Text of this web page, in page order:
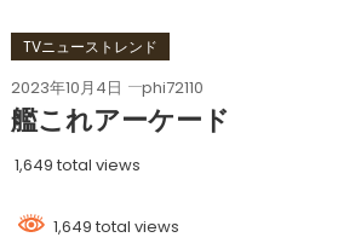
TVニューストレンド
2023年10月4日 phi72110
艦これアーケード
1,649 total views
1,649 total views